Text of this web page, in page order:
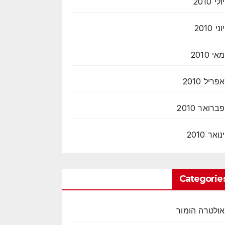
יוני 2010
מאי 2010
אפריל 2010
פברואר 2010
ינואר 2010
אולטרה הומור